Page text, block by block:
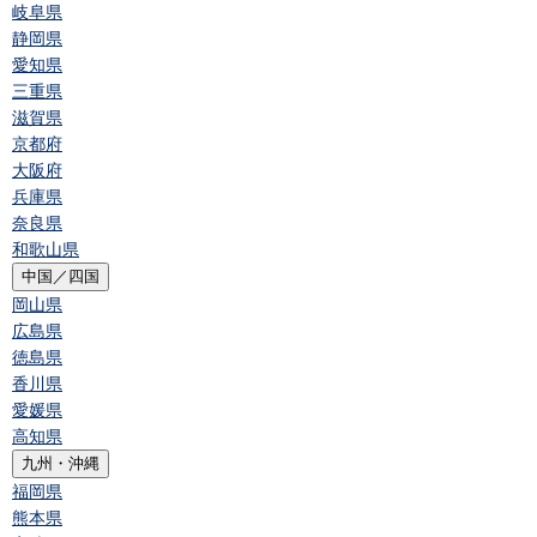
岐阜県
静岡県
愛知県
三重県
滋賀県
京都府
大阪府
兵庫県
奈良県
和歌山県
中国／四国
岡山県
広島県
徳島県
香川県
愛媛県
高知県
九州・沖縄
福岡県
熊本県